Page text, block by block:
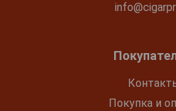
Покупка и